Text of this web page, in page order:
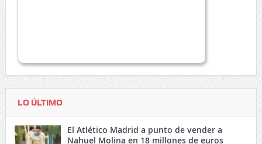
LO ÚLTIMO
El Atlético Madrid a punto de vender a
Nahuel Molina en 18 millones de euros